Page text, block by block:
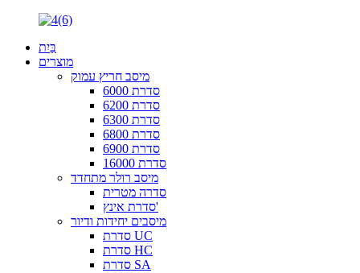
בַּיִת
מוצרים
מיסב חריץ עמוק
סדרת 6000
סדרת 6200
סדרת 6300
סדרת 6800
סדרת 6900
סדרת 16000
מיסב רולר מתחדד
סדרה מטרית
סדרת אינץ'
מיסבים יחידות ודיור
סדרת UC
סדרת HC
סדרת SA